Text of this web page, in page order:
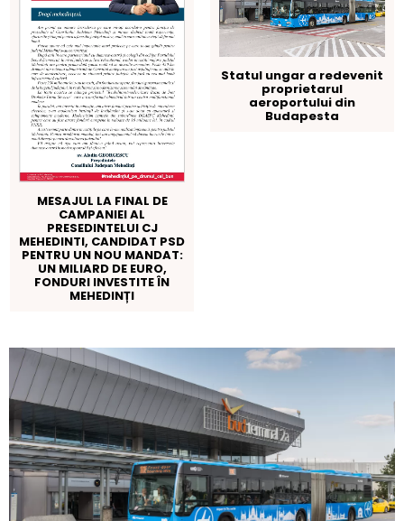
MESAJUL LA FINAL DE
CAMPANIEI AL
PRESEDINTELUI CJ
MEHEDINTI, CANDIDAT PSD
PENTRU UN NOU MANDAT:
UN MILIARD DE EURO,
FONDURI INVESTITE ÎN
MEHEDINȚI
Statul ungar a redevenit
proprietarul
aeroportului din
Budapesta